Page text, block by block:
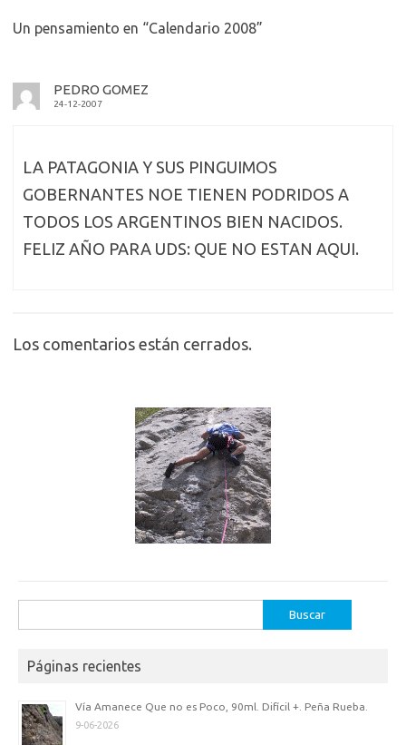
Un pensamiento en “Calendario 2008”
PEDRO GOMEZ
24-12-2007
LA PATAGONIA Y SUS PINGUIMOS
GOBERNANTES NOE TIENEN PODRIDOS A
TODOS LOS ARGENTINOS BIEN NACIDOS.
FELIZ AÑO PARA UDS: QUE NO ESTAN AQUI.
Los comentarios están cerrados.
Páginas recientes
Vía Amanece Que no es Poco, 90ml. Difícil +. Peña Rueba.
9-06-2026